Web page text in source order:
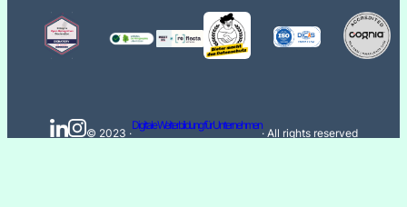
© 2023 ·
Digitale Weiterbildung für Unternehmen
· All rights reserved